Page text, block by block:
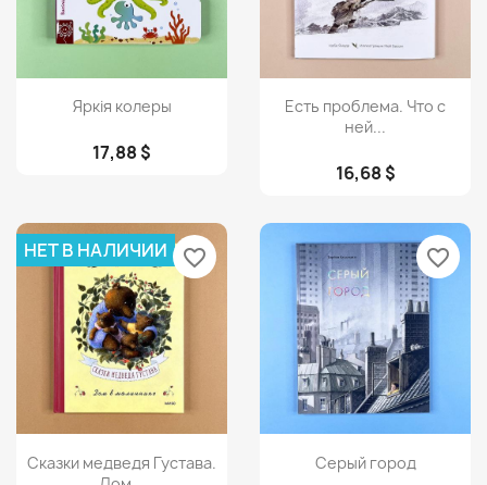
Просмотр
Яркiя колеры
17,88 $
Просмотр
Есть проблема. Что с
ней...
16,68 $
Просмотр
Сказки медведя Густава.
НЕТ В НАЛИЧИИ favorite_border
Просмотр
Серый город
favorite_border